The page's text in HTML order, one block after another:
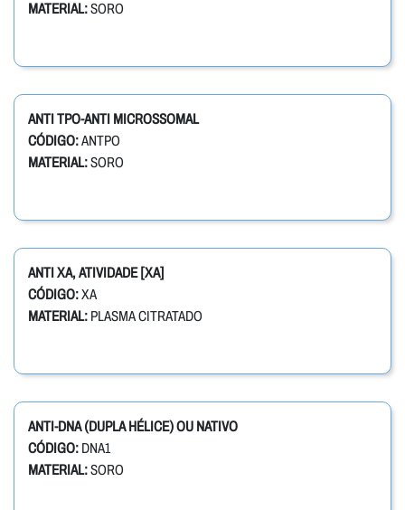
MATERIAL:SORO
ANTI TPO-ANTI MICROSSOMAL
CÓDIGO:ANTPO
MATERIAL:SORO
ANTI XA, ATIVIDADE [XA]
CÓDIGO:XA
MATERIAL: PLASMA CITRATADO
ANTI-DNA (DUPLA HÉLICE) OU NATIVO
CÓDIGO: DNA1
MATERIAL:SORO